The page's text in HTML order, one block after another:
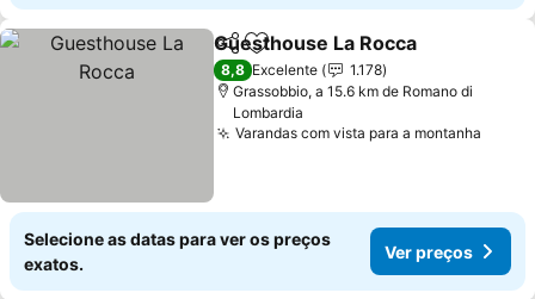
PartilharAdicionar aos favoritos
Guesthouse La Rocca
8,8 Excelente
1.178
Grassobbio, a 15.6 km de Romano di
Lombardia
Varandas com vista para a montanha
Selecione as datas para ver os preços
exatos.
Ver preços